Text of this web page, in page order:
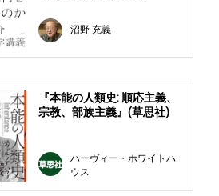
沼野 充義
『本能の人類史: 順応主義、
宗教、部族主義』(草思社)
ハーヴィー・ホワイトハ
ウス